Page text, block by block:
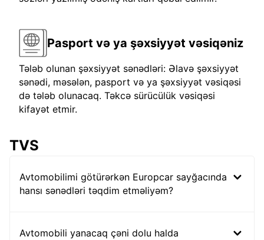
Pasport və ya şəxsiyyət vəsiqəniz
Tələb olunan şəxsiyyət sənədləri: Əlavə şəxsiyyət
sənədi, məsələn, pasport və ya şəxsiyyət vəsiqəsi
də tələb olunacaq. Təkcə sürücülük vəsiqəsi
kifayət etmir.
TVS
Avtomobilimi götürərkən Europcar sayğacında
hansı sənədləri təqdim etməliyəm?
Avtomobili yanacaq çəni dolu halda